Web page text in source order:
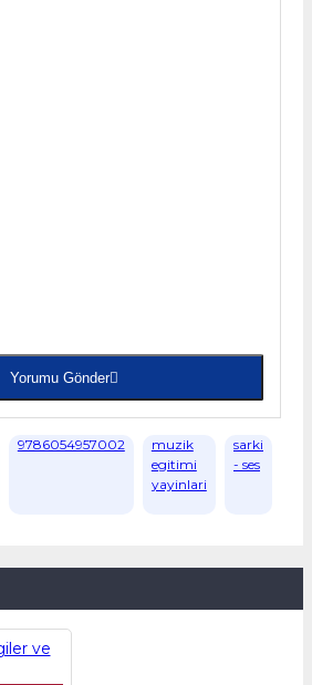
Yorumu Gönder
9786054957002
muzik
egitimi
yayinlari
sarki
- ses